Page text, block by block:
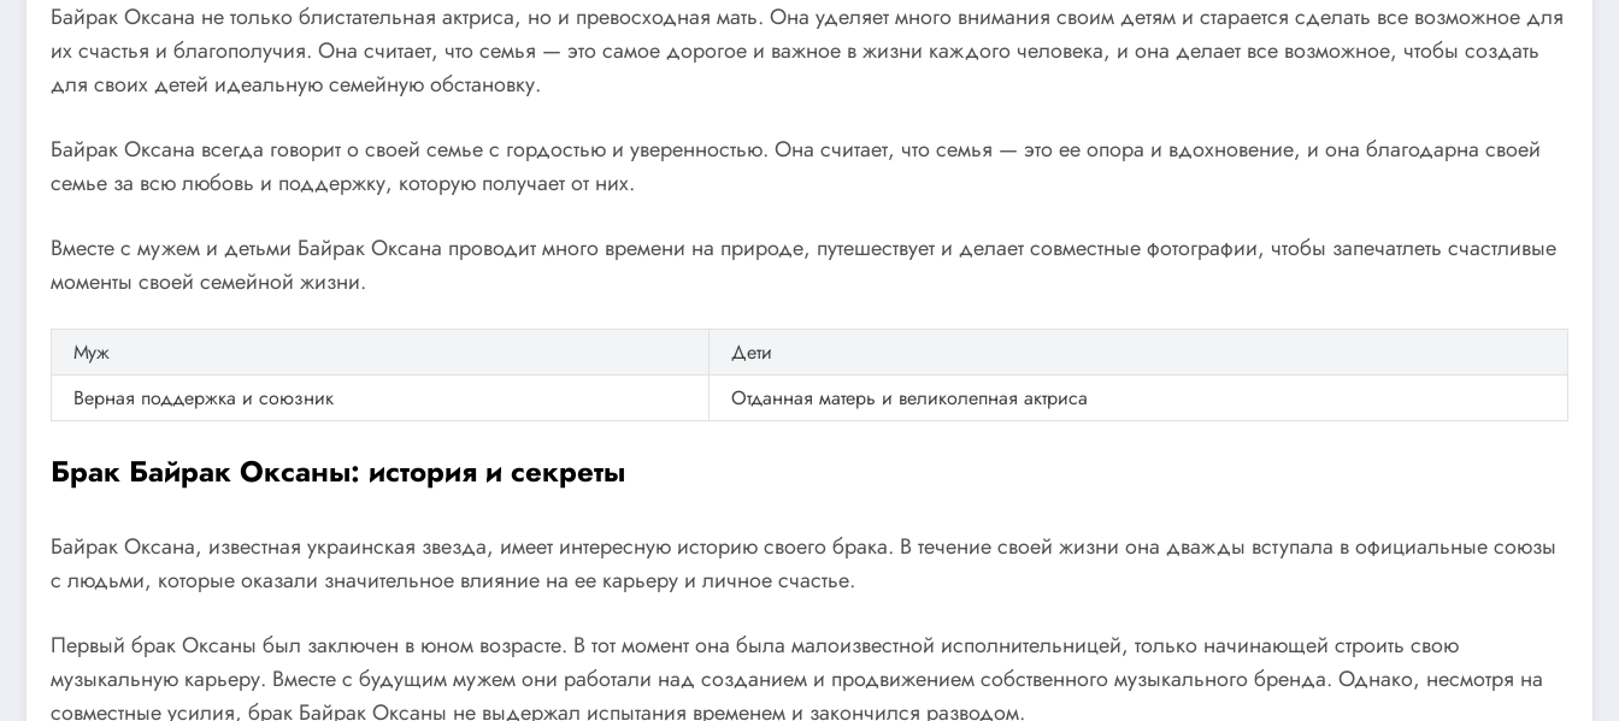
Байрак Оксана не только блистательная актриса, но и превосходная мать. Она уделяет много внимания своим детям и старается сделать все возможное для
их счастья и благополучия. Она считает, что семья — это самое дорогое и важное в жизни каждого человека, и она делает все возможное, чтобы создать
для своих детей идеальную семейную обстановку.
Байрак Оксана всегда говорит о своей семье с гордостью и уверенностью. Она считает, что семья — это ее опора и вдохновение, и она благодарна своей
семье за всю любовь и поддержку, которую получает от них.
Вместе с мужем и детьми Байрак Оксана проводит много времени на природе, путешествует и делает совместные фотографии, чтобы запечатлеть счастливые
моменты своей семейной жизни.
Муж
Дети
Верная поддержка и союзник
Отданная матерь и великолепная актриса
Брак Байрак Оксаны: история и секреты
Байрак Оксана, известная украинская звезда, имеет интересную историю своего брака. В течение своей жизни она дважды вступала в официальные союзы
с людьми, которые оказали значительное влияние на ее карьеру и личное счастье.
Первый брак Оксаны был заключен в юном возрасте. В тот момент она была малоизвестной исполнительницей, только начинающей строить свою
музыкальную карьеру. Вместе с будущим мужем они работали над созданием и продвижением собственного музыкального бренда. Однако, несмотря на
совместные усилия, брак Байрак Оксаны не выдержал испытания временем и закончился разводом.